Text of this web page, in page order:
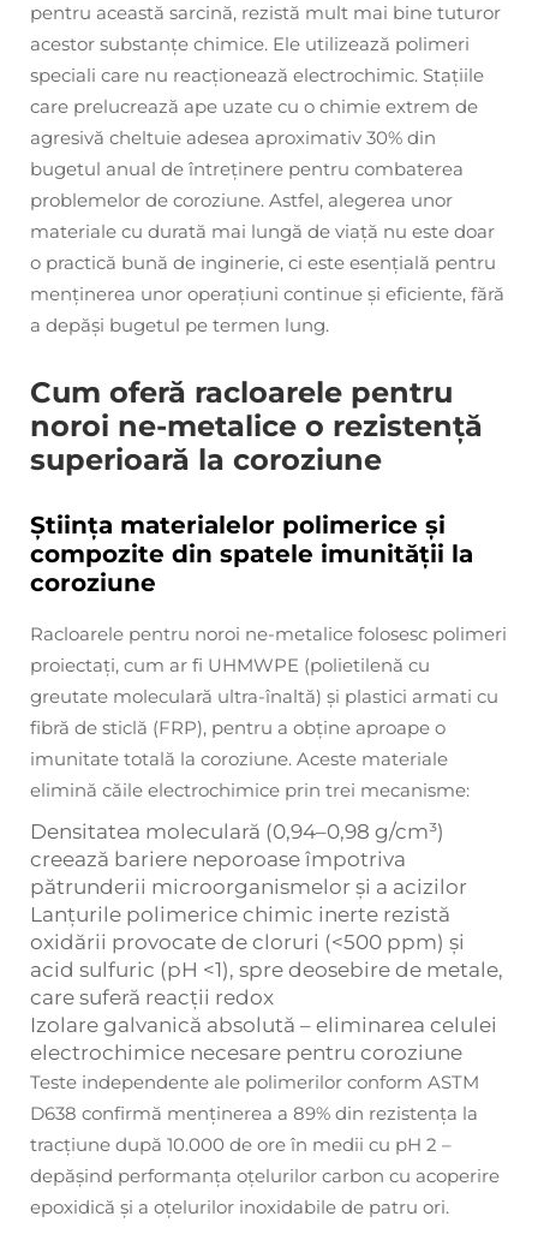
pentru această sarcină, rezistă mult mai bine tuturor
acestor substanțe chimice. Ele utilizează polimeri
speciali care nu reacționează electrochimic. Stațiile
care prelucrează ape uzate cu o chimie extrem de
agresivă cheltuie adesea aproximativ 30% din
bugetul anual de întreținere pentru combaterea
problemelor de coroziune. Astfel, alegerea unor
materiale cu durată mai lungă de viață nu este doar
o practică bună de inginerie, ci este esențială pentru
menținerea unor operațiuni continue și eficiente, fără
a depăși bugetul pe termen lung.
Cum oferă racloarele pentru
noroi ne-metalice o rezistență
superioară la coroziune
Știința materialelor polimerice și
compozite din spatele imunității la
coroziune
Racloarele pentru noroi ne-metalice folosesc polimeri
proiectați, cum ar fi UHMWPE (polietilenă cu
greutate moleculară ultra-înaltă) și plastici armati cu
fibră de sticlă (FRP), pentru a obține aproape o
imunitate totală la coroziune. Aceste materiale
elimină căile electrochimice prin trei mecanisme:
Densitatea moleculară (0,94–0,98 g/cm³)
creează bariere neporoase împotriva
pătrunderii microorganismelor și a acizilor
Lanțurile polimerice chimic inerte rezistă
oxidării provocate de cloruri (<500 ppm) și
acid sulfuric (pH <1), spre deosebire de metale,
care suferă reacții redox
Izolare galvanică absolută – eliminarea celulei
electrochimice necesare pentru coroziune
Teste independente ale polimerilor conform ASTM
D638 confirmă menținerea a 89% din rezistența la
tracțiune după 10.000 de ore în medii cu pH 2 –
depășind performanța oțelurilor carbon cu acoperire
epoxidică și a oțelurilor inoxidabile de patru ori.